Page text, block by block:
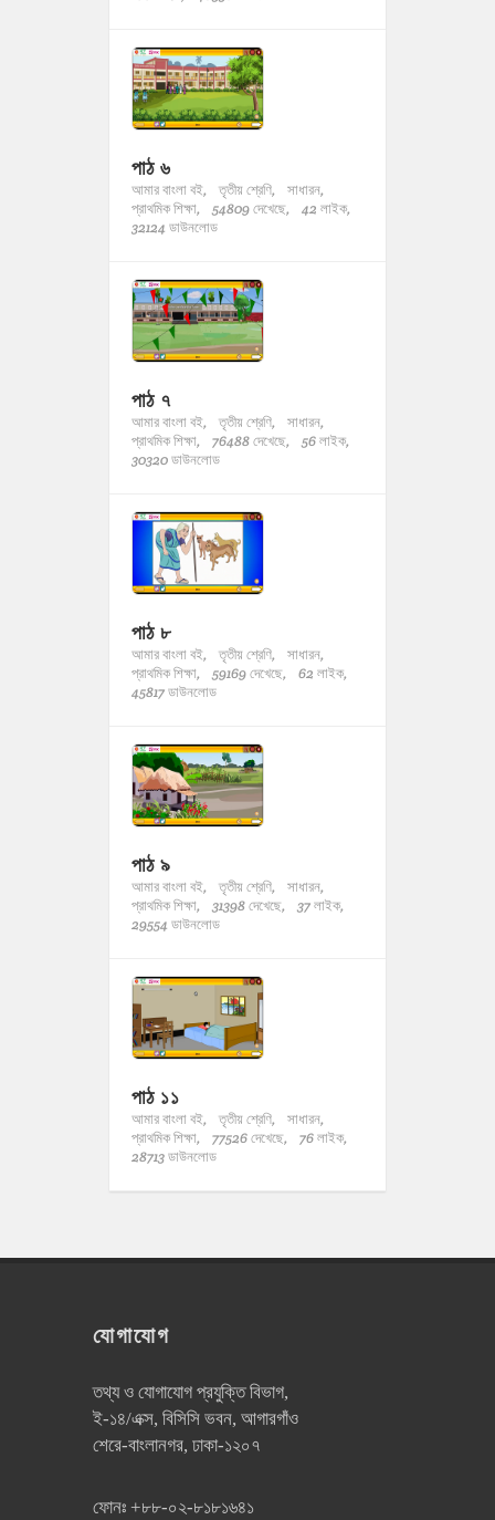
পাঠ ৬
আমার বাংলা বই, তৃতীয় শ্রেণি,
সাধারন,
প্রাথমিক শিক্ষা,
54809 দেখেছে,
42 লাইক,
32124 ডাউনলোড
পাঠ ৭
আমার বাংলা বই, তৃতীয় শ্রেণি,
সাধারন,
প্রাথমিক শিক্ষা,
76488 দেখেছে,
56 লাইক,
30320 ডাউনলোড
পাঠ ৮
আমার বাংলা বই, তৃতীয় শ্রেণি,
সাধারন,
প্রাথমিক শিক্ষা,
59169 দেখেছে,
62 লাইক,
45817 ডাউনলোড
পাঠ ৯
আমার বাংলা বই, তৃতীয় শ্রেণি,
সাধারন,
প্রাথমিক শিক্ষা,
31398 দেখেছে,
37 লাইক,
29554 ডাউনলোড
পাঠ ১১
আমার বাংলা বই, তৃতীয় শ্রেণি,
সাধারন,
প্রাথমিক শিক্ষা,
77526 দেখেছে,
76 লাইক,
28713 ডাউনলোড
যোগাযোগ
তথ্য ও যোগাযোগ প্রযুক্তি বিভাগ,
ই-১৪/এক্স, বিসিসি ভবন, আগারগাঁও
শেরে-বাংলানগর, ঢাকা-১২০৭
ফোনঃ +৮৮-০২-৮১৮১৬৪১